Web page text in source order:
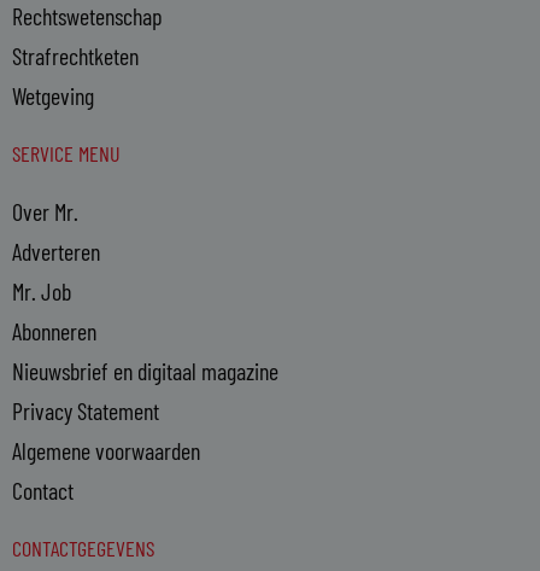
Rechtswetenschap
Strafrechtketen
Wetgeving
SERVICE MENU
Over Mr.
Adverteren
Mr. Job
Abonneren
Nieuwsbrief en digitaal magazine
Privacy Statement
Algemene voorwaarden
Contact
CONTACTGEGEVENS